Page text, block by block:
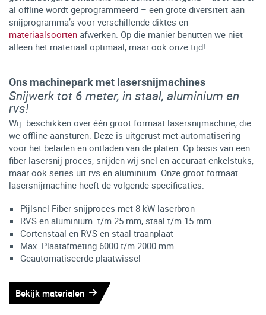
al offline wordt geprogrammeerd – een grote diversiteit aan
snijprogramma’s voor verschillende diktes en
materiaalsoorten afwerken. Op die manier benutten we niet
alleen het materiaal optimaal, maar ook onze tijd!
Ons machinepark met lasersnijmachines
Snijwerk tot 6 meter, in staal, aluminium en
rvs!
Wij beschikken over één groot formaat lasersnijmachine, die
we offline aansturen. Deze is uitgerust met automatisering
voor het beladen en ontladen van de platen. Op basis van een
fiber lasersnij-proces, snijden wij snel en accuraat enkelstuks,
maar ook series uit rvs en aluminium. Onze groot formaat
lasersnijmachine heeft de volgende specificaties:
Pijlsnel Fiber snijproces met 8 kW laserbron
RVS en aluminium t/m 25 mm, staal t/m 15 mm
Cortenstaal en RVS en staal traanplaat
Max. Plaatafmeting 6000 t/m 2000 mm
Geautomatiseerde plaatwissel
Bekijk materialen